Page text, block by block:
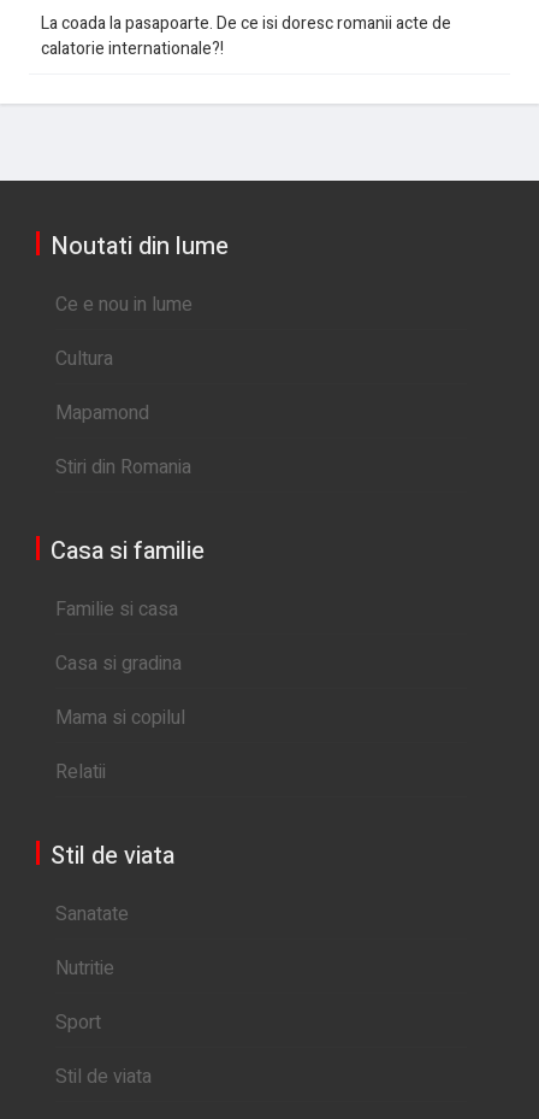
La coada la pasapoarte. De ce isi doresc romanii acte de
calatorie internationale?!
Noutati din lume
Ce e nou in lume
Cultura
Mapamond
Stiri din Romania
Casa si familie
Familie si casa
Casa si gradina
Mama si copilul
Relatii
Stil de viata
Sanatate
Nutritie
Sport
Stil de viata